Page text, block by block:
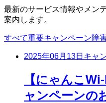
最新のサービス情報やメン
案内します。
すべて重要キャンペーン障
2025年06月13日 キャ
【にゃんこ
ャンペーンの